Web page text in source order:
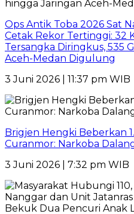
Ops Antik Toba 2026 Sat
Cetak Rekor Tertinggi: 32
Tersangka Diringkus, 535
Aceh-Medan Digulung
3 Juni 2026 | 11:37 pm WIB
Brigjen Hengki Beberkan
Curanmor: Narkoba
3 Juni 2026 | 7:32 pm WIB